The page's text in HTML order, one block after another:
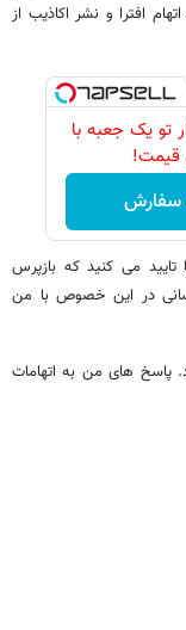
افترا و نشر اکاذیب از
تو یک جعبه با
قیمت!
سفارش
تایید می کنید که بازپرس
در این خصوص با من
پاسخ های من به اتهامات